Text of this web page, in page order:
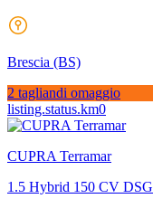
Brescia (BS)
2 tagliandi omaggio
listing.status.km0
CUPRA Terramar
1.5 Hybrid 150 CV DSG